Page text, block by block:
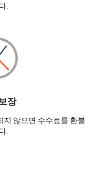
.
장
지 않으면 수수료를 환불
.